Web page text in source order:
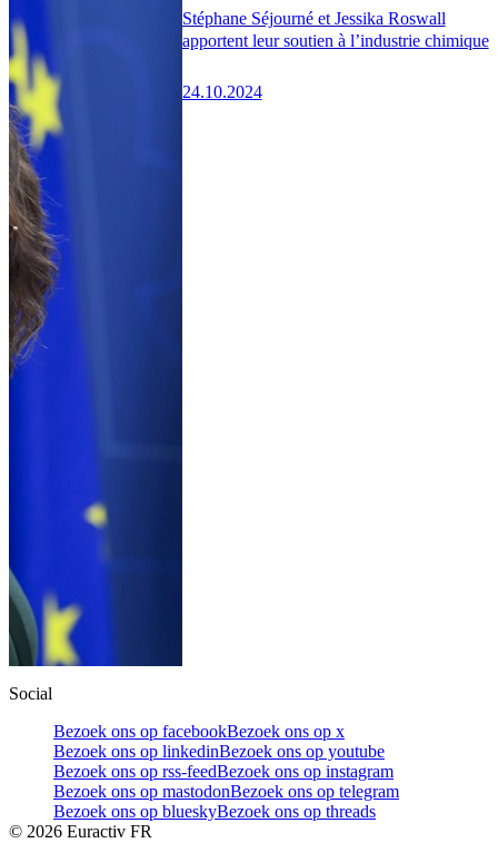
Stéphane Séjourné et Jessika Roswall
apportent leur soutien à l’industrie chimique
24.10.2024
Social
Bezoek ons op facebookBezoek ons op x
Bezoek ons op linkedinBezoek ons op youtube
Bezoek ons op rss-feedBezoek ons op instagram
Bezoek ons op mastodonBezoek ons op telegram
Bezoek ons op blueskyBezoek ons op threads
© 2026 Euractiv FR